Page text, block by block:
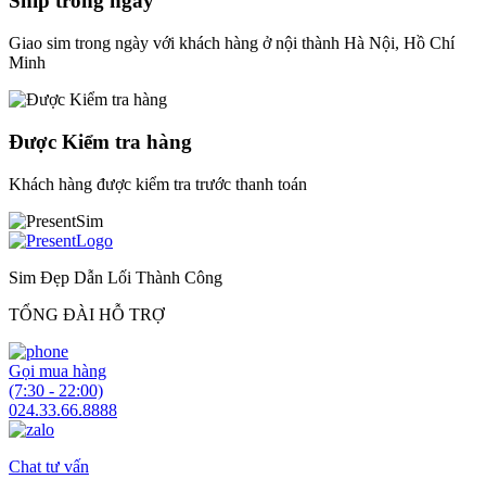
Giao sim trong ngày với khách hàng ở nội thành Hà Nội, Hồ Chí
Minh
Được Kiểm tra hàng
Khách hàng được kiểm tra trước thanh toán
Sim Đẹp Dẫn Lối Thành Công
TỔNG ĐÀI HỖ TRỢ
Gọi mua hàng
(7:30 - 22:00)
024.33.66.8888
Chat tư vấn